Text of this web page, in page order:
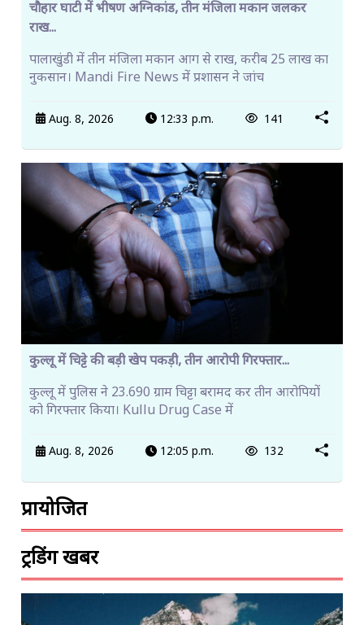
चौहार घाटी में भीषण अग्निकांड, तीन मंजिला मकान जलकर
राख...
पालाखुंडी में तीन मंजिला मकान आग से राख, करीब 25 लाख का
नुकसान। Mandi Fire News में प्रशासन ने जांच
Aug. 8, 2026 12:33 p.m. 141
कुल्लू में चिट्टे की बड़ी खेप पकड़ी, तीन आरोपी गिरफ्तार...
कुल्लू में पुलिस ने 23.690 ग्राम चिट्टा बरामद कर तीन आरोपियों
को गिरफ्तार किया। Kullu Drug Case में
Aug. 8, 2026 12:05 p.m. 132
प्रायोजित
ट्रेंडिंग खबरें